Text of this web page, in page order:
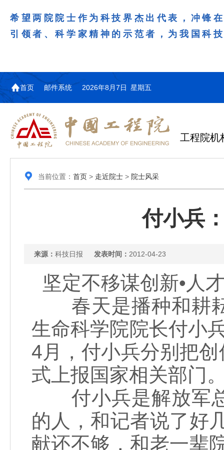
希望两院院士作为科技界杰出代表，冲锋
引领者、科学家精神的示范者，为我国科
首页 邮件系统 2026年8月7日 星期五
工程院机
当前位置： 首页> 走近院士> 院士风采
付小兵
来源： 科技日报 发表时间： 2012-04-23
坚定不移谋创新•人
春天是播种和耕耘
生命科学院院长付小
4月，付小兵分别把
式上报国家相关部门
付小兵是解放军总
的人，和记者说了好
献还不够，和老一辈